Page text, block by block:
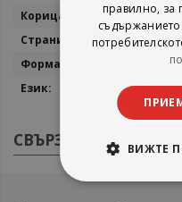
Меки корици
224
Български
СВЪРЗАНИ
правилно, за
ВИЖТЕ